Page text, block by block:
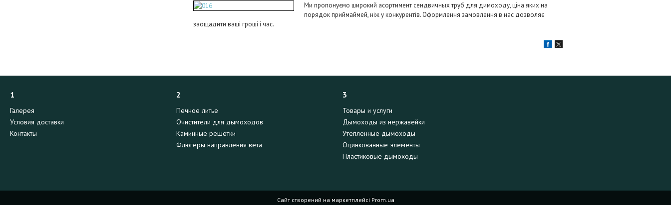
Ми пропонуємо широкий асортимент сендвичных труб для димоходу, ціна яких на
порядок приймаймей, ніж у конкурентів. Оформлення замовлення в нас дозволяє
заощадити ваші гроші і час.
1
Галерея
Условия доставки
Контакты
2
Печное литье
Очистители для дымоходов
Каминные решетки
Флюгеры направления вета
3
Товары и услуги
Дымоходы из нержавейки
Утепленные дымоходы
Оцинкованные элементы
Пластиковые дымоходы
Сайт створений на маркетплейсі Prom.ua